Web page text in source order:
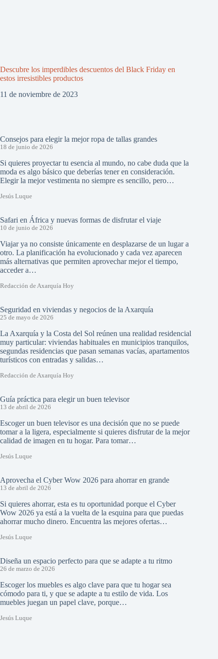
Descubre los imperdibles descuentos del Black Friday en
estos irresistibles productos
11 de noviembre de 2023
Consejos para elegir la mejor ropa de tallas grandes
18 de junio de 2026
Si quieres proyectar tu esencia al mundo, no cabe duda que la
moda es algo básico que deberías tener en consideración.
Elegir la mejor vestimenta no siempre es sencillo, pero…
Jesús Luque
Safari en África y nuevas formas de disfrutar el viaje
10 de junio de 2026
Viajar ya no consiste únicamente en desplazarse de un lugar a
otro. La planificación ha evolucionado y cada vez aparecen
más alternativas que permiten aprovechar mejor el tiempo,
acceder a…
Redacción de Axarquía Hoy
Seguridad en viviendas y negocios de la Axarquía
25 de mayo de 2026
La Axarquía y la Costa del Sol reúnen una realidad residencial
muy particular: viviendas habituales en municipios tranquilos,
segundas residencias que pasan semanas vacías, apartamentos
turísticos con entradas y salidas…
Redacción de Axarquía Hoy
Guía práctica para elegir un buen televisor
13 de abril de 2026
Escoger un buen televisor es una decisión que no se puede
tomar a la ligera, especialmente si quieres disfrutar de la mejor
calidad de imagen en tu hogar. Para tomar…
Jesús Luque
Aprovecha el Cyber Wow 2026 para ahorrar en grande
13 de abril de 2026
Si quieres ahorrar, esta es tu oportunidad porque el Cyber
Wow 2026 ya está a la vuelta de la esquina para que puedas
ahorrar mucho dinero. Encuentra las mejores ofertas…
Jesús Luque
Diseña un espacio perfecto para que se adapte a tu ritmo
26 de marzo de 2026
Escoger los muebles es algo clave para que tu hogar sea
cómodo para ti, y que se adapte a tu estilo de vida. Los
muebles juegan un papel clave, porque…
Jesús Luque